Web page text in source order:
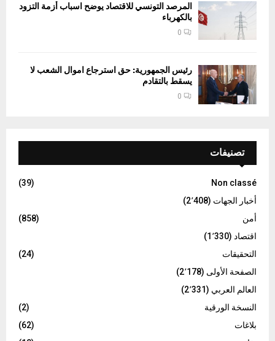
المرصد التونسي للاقتصاد يوضح اسباب أزمة التزود
بالكهرباء
0
رئيس الجمهورية: حق استرجاع اموال الشعب لا
يسقط بالتقادم
0
تصنيفات
Non classé
(39)
أخبار الجهات (2٬408)
أمن
(858)
اقتصاد (1٬330)
التحقيقات
(24)
الصفحة الأولى (2٬178)
العالم العربي (2٬331)
النسخة الورقية
(2)
بلاغات
(62)